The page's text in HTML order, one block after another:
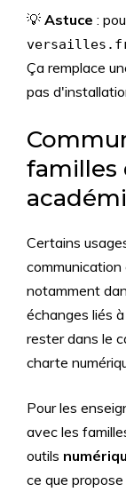
💡 Astuce :
Ça remplace
pas
familles
Certains
communication
notamment
échanges liés
rester dans le
charte
Pour les
avec les
outils
ce que